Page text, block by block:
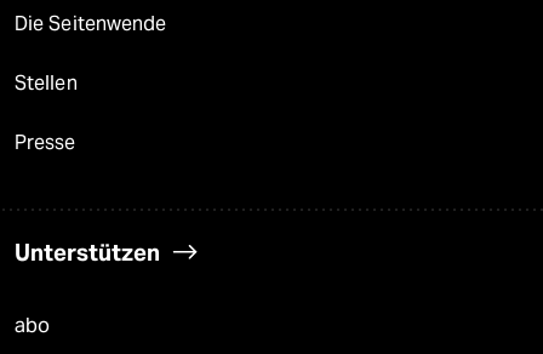
Die Seitenwende
Stellen
Presse
Unterstützen
abo